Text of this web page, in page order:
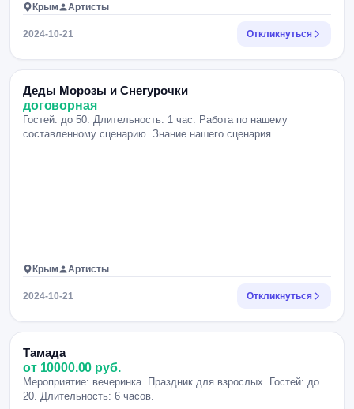
Крым Артисты
2024-10-21 Откликнуться
Деды Морозы и Снегурочки
договорная
Гостей: до 50. Длительность: 1 час. Работа по нашему
составленному сценарию. Знание нашего сценария.
Крым Артисты
2024-10-21 Откликнуться
Тамада
от 10000.00 руб.
Мероприятие: вечеринка. Праздник для взрослых. Гостей: до
20. Длительность: 6 часов.